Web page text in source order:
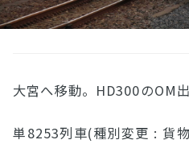
大宮へ移動。HD300のOM出
単8253列車(種別変更 : 貨